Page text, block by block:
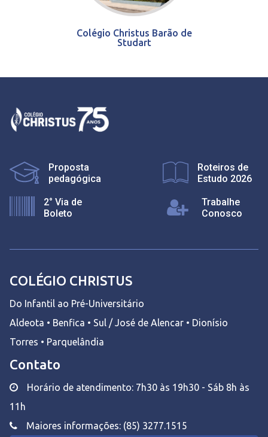
Colégio Christus Barão de
Studart
Proposta
pedagógica
Roteiros de
Estudo 2026
2° Via de
Boleto
Trabalhe
Conosco
COLÉGIO CHRISTUS
Do Infantil ao Pré-Universitário
Aldeota • Benfica • Sul / José de Alencar • Dionísio
Torres • Parquelândia
Contato
Horário de atendimento: 7h30 às 19h30 - Sáb 8h às
11h
Maiores informações: (85) 3277.1515